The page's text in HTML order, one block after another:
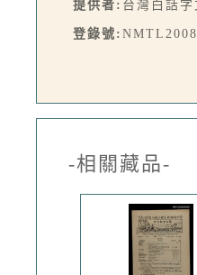
提供者: 台灣白話
登錄號:
-相關藏品-